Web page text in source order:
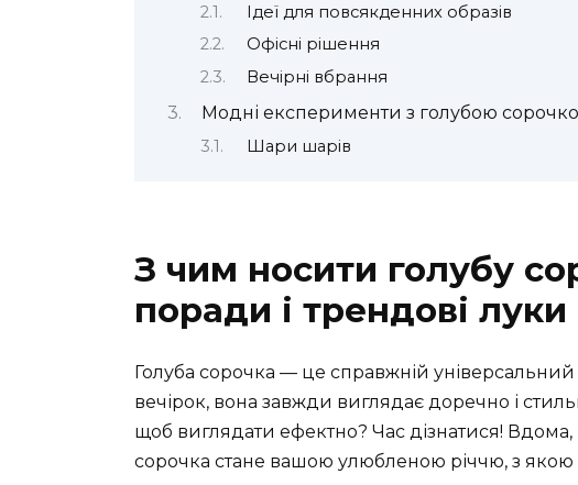
Ідеї для повсякденних образів
Офісні рішення
Вечірні вбрання
Модні експерименти з голубою
Шари шарів
З чим носити голубу
поради і трендові луки
Голуба сорочка — це справжній універсальний
вечірок, вона завжди виглядає доречно і
щоб виглядати ефектно? Час дізнатися!
сорочка стане вашою улюбленою річчю, з якою